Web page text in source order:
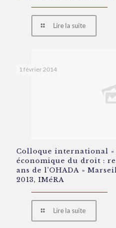
Lire la suite
1 février 2014
Colloque international
économique du droit :
ans de l’OHADA »
2013, IMéRA
Lire la suite